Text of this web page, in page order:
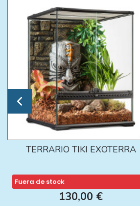
TERRARIO TIKI EXOTERRA
Fuera de stock
130,00 €